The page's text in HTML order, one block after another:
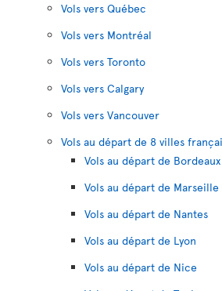
Vols vers Québec
Vols vers Montréal
Vols vers Toronto
Vols vers Calgary
Vols vers Vancouver
Vols au départ de 8 villes
Vols au départ de Bordeaux
Vols au départ de Marseille
Vols au départ de Nantes
Vols au départ de Lyon
Vols au départ de Nice